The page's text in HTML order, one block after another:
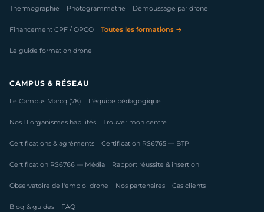
Thermographie Photogrammétrie Démoussage par drone
Financement CPF / OPCO Toutes les formations →
Le guide formation drone
CAMPUS & RÉSEAU
Le Campus Marcq (78) L'équipe pédagogique
Nos 11 organismes habilités Trouver mon centre
Certifications & agréments Certification RS6765 — BTP
Certification RS6766 — Média Rapport réussite & insertion
Observatoire de l'emploi drone Nos partenaires Cas clients
Blog & guides FAQ